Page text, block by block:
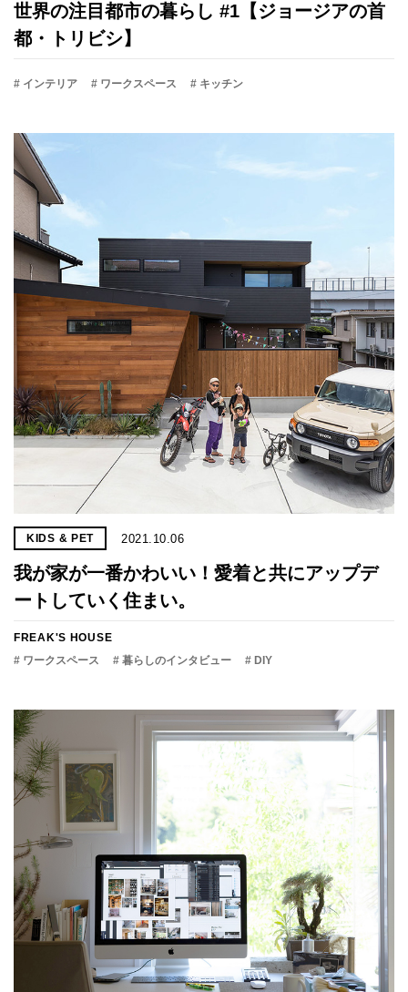
世界の注目都市の暮らし #1【ジョージアの首
都・トリビシ】
# インテリア # ワークスペース # キッチン
KIDS & PET 2021.10.06
我が家が一番かわいい！愛着と共にアップデ
ートしていく住まい。
FREAK'S HOUSE
# ワークスペース
# 暮らしのインタビュー # DIY